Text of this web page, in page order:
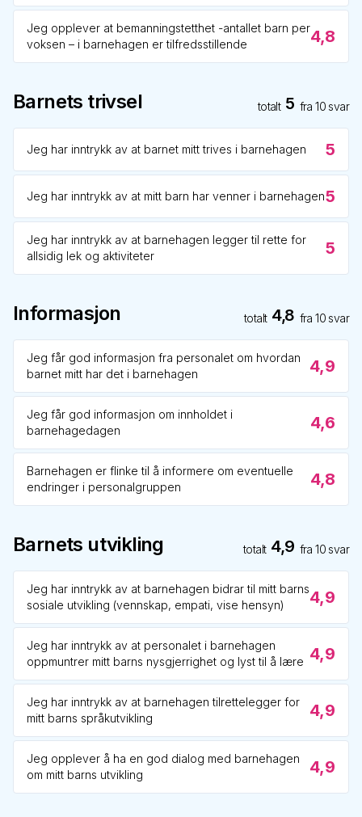
Jeg opplever at bemanningstetthet -antallet barn per
voksen – i barnehagen er tilfredsstillende
4,8
Barnets trivsel totalt 5 fra10 svar
Jeg har inntrykk av at barnet mitt trives i barnehagen 5
Jeg har inntrykk av at mitt barn har venner i barnehagen5
Jeg har inntrykk av at barnehagen legger til rette for
allsidig lek og aktiviteter
5
Informasjon totalt 4,8 fra10 svar
Jeg får god informasjon fra personalet om hvordan
barnet mitt har det i barnehagen
4,9
Jeg får god informasjon om innholdet i
barnehagedagen
4,6
Barnehagen er flinke til å informere om eventuelle
endringer i personalgruppen
4,8
Barnets utvikling totalt 4,9 fra10 svar
Jeg har inntrykk av at barnehagen bidrar til mitt barns
sosiale utvikling (vennskap, empati, vise hensyn)
4,9
Jeg har inntrykk av at personalet i barnehagen
oppmuntrer mitt barns nysgjerrighet og lyst til å lære 4,9
Jeg har inntrykk av at barnehagen tilrettelegger for
mitt barns språkutvikling
4,9
Jeg opplever å ha en god dialog med barnehagen
om mitt barns utvikling
4,9